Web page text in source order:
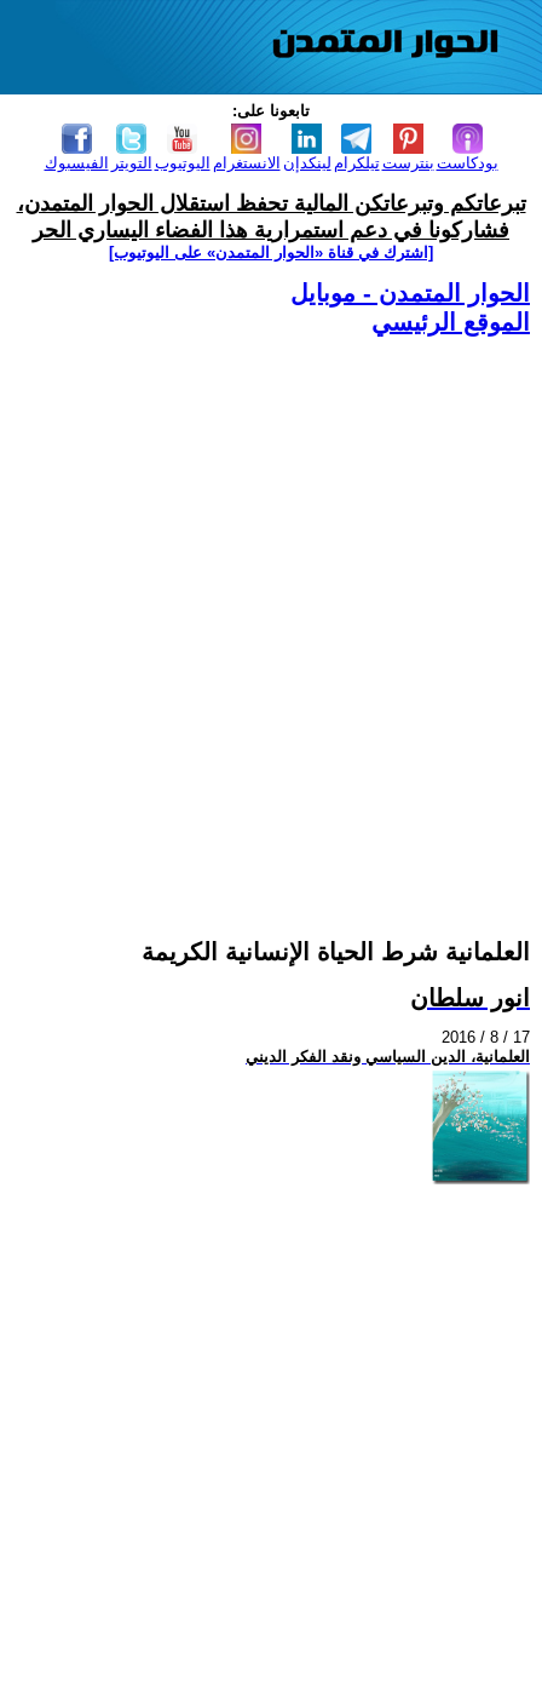
تابعونا على:
الفيسبوك التويتر اليوتيوب الانستغرام لينكدإن تيلكرامبنترست بودكاست
تبرعاتكم وتبرعاتكن المالية تحفظ استقلال الحوار المتمدن،
فشاركونا في دعم استمرارية هذا الفضاء اليساري الحر
[اشترك في قناة ‫«الحوار المتمدن» على اليوتيوب]
الحوار المتمدن - موبايل
الموقع الرئيسي
العلمانية شرط الحياة الإنسانية الكريمة
انور سلطان
2016 / 8 / 17
العلمانية، الدين السياسي ونقد الفكر الديني